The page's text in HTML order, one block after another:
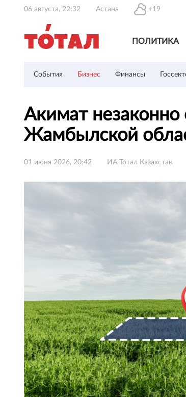
06 августа, 22:32 Астана +19
ПОЛИТИКА
События Бизнес Финансы
Акимат незаконно
Жамбылской
01 июня 2026, 20:42 ИА Тотал Казахстан